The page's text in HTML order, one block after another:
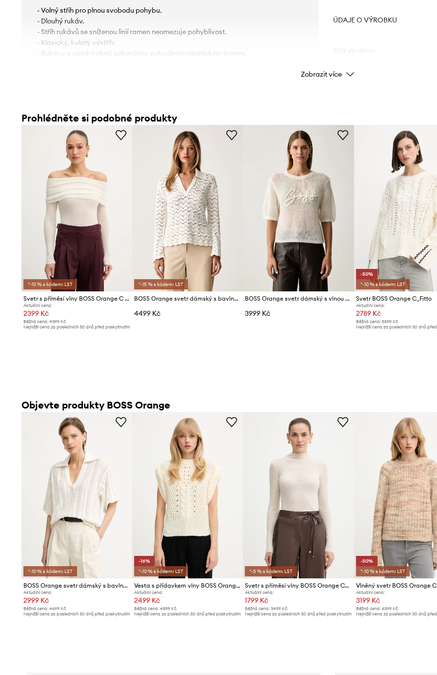
- Volný střih pro plnou svobodu pohybu.
- Dlouhý rukáv.
- Střih rukávů se sníženou linií ramen neomezuje pohyblivost.
- Klasický, kulatý výstřih.
- Rukávy a spodní okraj zakončeny pohodlným elastickým lemem.
ÚDAJE O VÝROBKU
Barva
Výrobce
Zobrazit více
Prohlédněte si podobné produkty
*-10 % s kódem: LST
Svetr s příměsí vlny BOSS Orange C Falmon
Aktuální cena:
2399 Kč
Běžná cena: 4399 Kč
Nejnižší cena za posledních 30 dnů před poskytnutím
*-15 % s kódem: LST
BOSS Orange svetr dámský s bavlnou C_Folsena
4499 Kč
BOSS Orange svetr dámský s vlnou C_Farezza
3999 Kč
-50%
*-10 % s kódem: LST
Svetr BOSS Orange C_Fitto
Aktuální cena:
2789 Kč
Běžná cena: 5599 Kč
Nejnižší cena za posledních 30 dnů
Objevte produkty BOSS Orange
*-10 % s kódem: LST
BOSS Orange svetr dámský s bavlnou C Fordeaux
Aktuální cena:
2999 Kč
Běžná cena: 4699 Kč
Nejnižší cena za posledních 30 dnů před poskytnutím
-16%
*-10 % s kódem: LST
Vesta s přídavkem vlny BOSS Orange C_Fastina
Aktuální cena:
2499 Kč
Běžná cena:4899 Kč
Nejnižší cena za posledních 30 dnů před poskytnutím
*-5 % s kódem: LST
Svetr s příměsí vlny BOSS Orange C_Fenni
Aktuální cena:
1799 Kč
Běžná cena: 3499 Kč
Nejnižší cena za posledních 30 dnů před poskytnutím
-50%
*-10 % s kódem: LST
Aktuální cena:
3199 Kč
Běžná cena: 6399 Kč
Nejnižší cena za posledních 30 dnů